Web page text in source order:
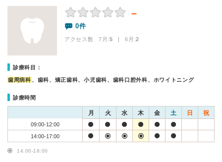
－
0件
アクセス数 7月:5 | 6月:2
診療科目：
歯周病科 、歯科、矯正歯科、小児歯科、歯科口腔外科、ホワイトニング
診療時間
月 火 水 木 金 土 日 祝
09:00-12:00
14:00-17:00
14:00-18:00